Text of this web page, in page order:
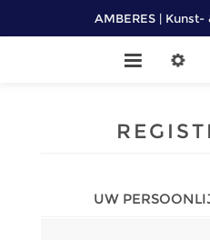
AMBERES |
UW